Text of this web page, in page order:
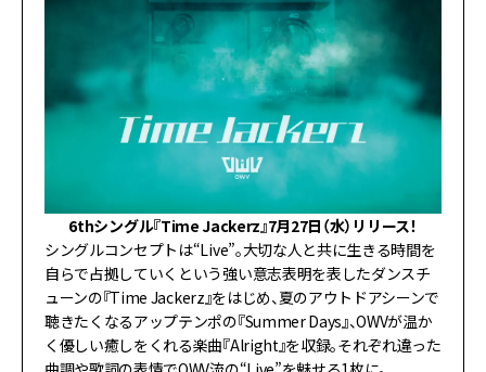
6thシングル『Time Jackerz』7月27日（水）リリース！
シングルコンセプトは“Live”。大切な人と共に生きる時間を
自らで占拠していくという強い意志表明を表したダンスチ
ューンの『Time Jackerz』をはじめ、夏のアウトドアシーンで
聴きたくなるアップテンポの『Summer Days』、OWVが温か
く優しい癒しをくれる楽曲『Alright』を収録。それぞれ違った